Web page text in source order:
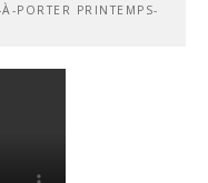
PORTER PRINTEMPS-